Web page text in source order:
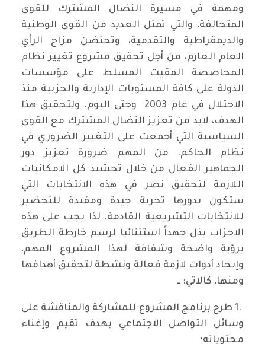
ومهمة في مسيرة النضال المشترك للقوى
المتحالفة، والتي تمثل العديد من القوى الوطنية
والديمقراطية والتقدمية، وتحتضن مزاج الرأي
العام العارم، من أجل تحقيق مشروع تغيير نظام
المحاصصة المقيت المسلط على مؤسسات
الدولة على كافة المستويات الإدارية والحزبية منذ
الاحتلال في عام 2003 وحتى اليوم. ولتحقيق هذا
الهدف، لابد من تعزيز النضال المشترك مع القوى
السياسية التي أجمعت على التغيير الضروري في
نظام الحاكم. من المهم ضرورة تعزيز دور
الجماهير الفعال من خلال تحشيد كل الامكانيات
اللازمة لتحقيق نصر في هذه الانتخابات التي
ستكون بدورها تجربة جيدة ومفيدة للتحضير
للانتخابات التشريعية القادمة. لذا يجب على هذه
الاحزاب بذل جهداً استثنائيا لرسم خارطة الطريق
برؤية واضحة وشفافة لهذا المشروع المهم،
وإيجاد أدوات لازمة فعالة ونشطة لتحقيق أهدافها
ومنها، كالاتي: ــ
.1 طرح برنامج المشروع للمشاركة والمناقشة على
وسائل التواصل الاجتماعي بهدف تقيم وإغناء
محتوياته؛